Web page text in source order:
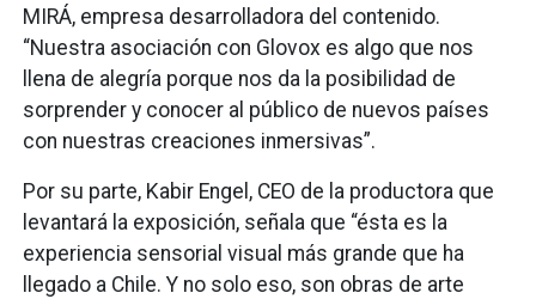
MIRÁ, empresa desarrolladora del contenido.
“Nuestra asociación con Glovox es algo que nos
llena de alegría porque nos da la posibilidad de
sorprender y conocer al público de nuevos países
con nuestras creaciones inmersivas”.
Por su parte, Kabir Engel, CEO de la productora que
levantará la exposición, señala que “ésta es la
experiencia sensorial visual más grande que ha
llegado a Chile. Y no solo eso, son obras de arte